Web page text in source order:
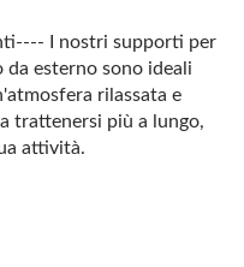
I nostri supporti per
da esterno sono ideali
rilassata e
trattenersi più a lungo,
attività.